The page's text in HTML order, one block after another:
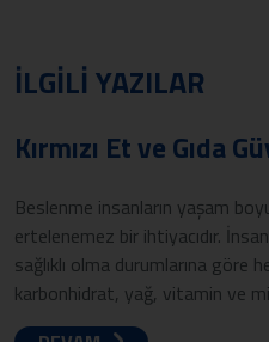
İLGİLİ YAZILAR
Kırmızı Et ve Gıda
Beslenme insanların yaşam
ertelenemez bir ihtiyacıdır.
sağlıklı olma durumlarına
karbonhidrat, yağ, vitamin ve